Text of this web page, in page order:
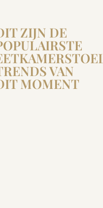
ZIJN DE
VAN
MOMENT